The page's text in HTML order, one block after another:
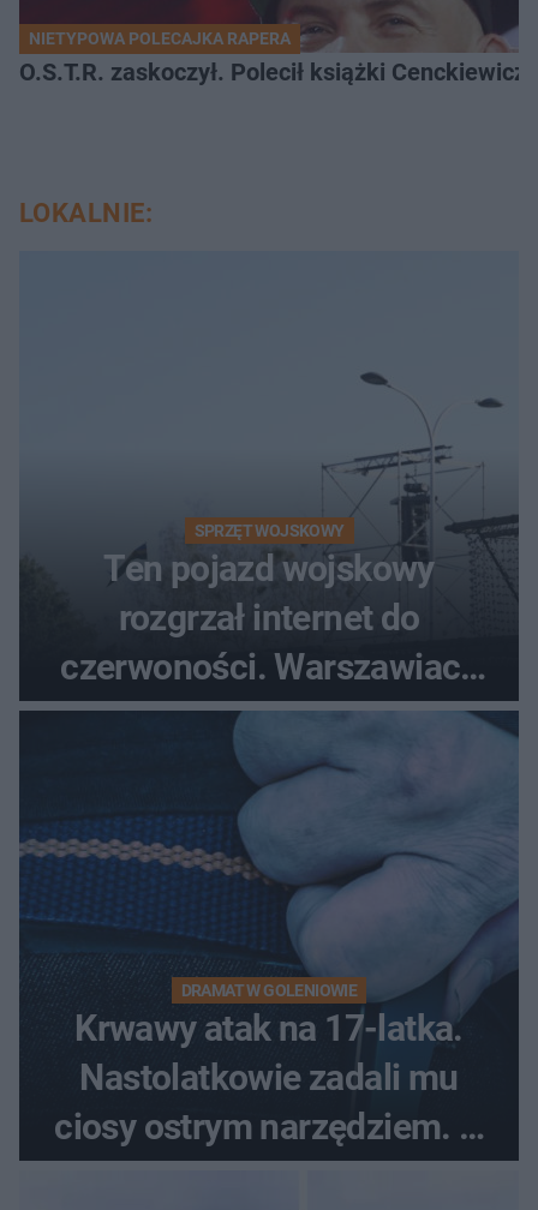
NIETYPOWA POLECAJKA RAPERA
O.S.T.R. zaskoczył. Polecił książki
LOKALNIE:
SPRZĘT WOJSKOWY
Ten pojazd wojskowy
rozgrzał internet do
czerwoności. Warszawiacy
pytali, czy to Mad Max!
DRAMAT W GOLENIOWIE
Krwawy atak na 17-latka.
Nastolatkowie zadali mu
ciosy ostrym narzędziem. O